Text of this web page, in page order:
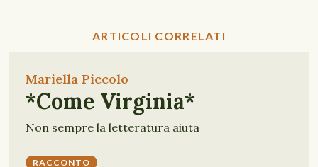
ARTICOLI CORRELATI
Mariella Piccolo
*Come Virginia*
Non sempre la letteratura aiuta
RACCONTO